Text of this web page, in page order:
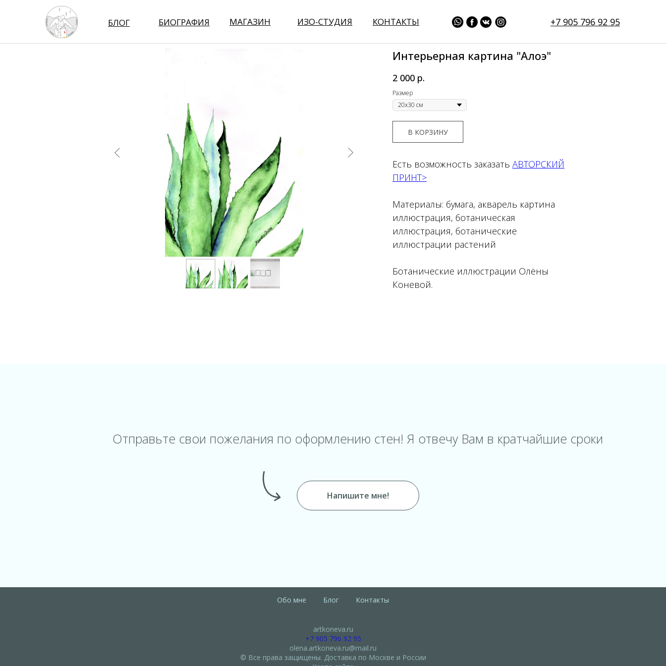
МАГАЗИН
БИОГРАФИЯ
БЛОГ +7 905 796 92 95
ИЗО-СТУДИЯ КОНТАКТЫ
Картины от художника
Интерьерная картина "Алоэ"
2 000 р.
Размер
В КОРЗИНУ
Есть возможность заказать АВТОРСКИЙ
ПРИНТ>
Материалы: бумага, акварель картина
иллюстрация, ботаническая
иллюстрация, ботанические
иллюстрации растений
Ботанические иллюстрации Олёны
Коневой.
Отправьте свои пожелания по оформлению стен! Я отвечу Вам в кратчайшие сроки
Напишите мне!
Обо мне Блог Контакты
artkoneva.ru
+7 905 796 92 95
olena.artkoneva.ru@mail.ru
© Все права защищены. Доставка по Москве и России